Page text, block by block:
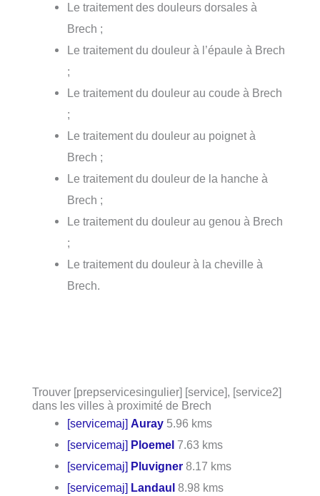
Le traitement des douleurs dorsales à
Brech ;
Le traitement du douleur à l’épaule à Brech
;
Le traitement du douleur au coude à Brech
;
Le traitement du douleur au poignet à
Brech ;
Le traitement du douleur de la hanche à
Brech ;
Le traitement du douleur au genou à Brech
;
Le traitement du douleur à la cheville à
Brech.
Trouver [prepservicesingulier] [service], [service2]
dans les villes à proximité de Brech
[servicemaj]Auray 5.96 kms
[servicemaj] Ploemel 7.63 kms
[servicemaj] Pluvigner 8.17 kms
[servicemaj] Landaul 8.98 kms